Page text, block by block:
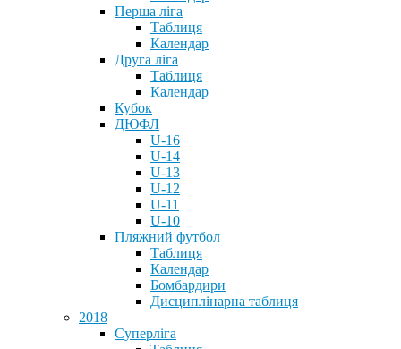
Перша ліга
Таблиця
Календар
Друга ліга
Таблиця
Календар
Кубок
ДЮФЛ
U-16
U-14
U-13
U-12
U-11
U-10
Пляжний футбол
Таблиця
Календар
Бомбардири
Дисциплінарна таблиця
2018
Суперліга